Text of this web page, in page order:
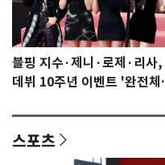
블핑 지수·제니·로제·리사,
데뷔 10주년 이벤트 '완전체'
스포츠